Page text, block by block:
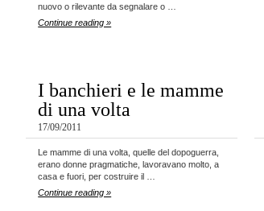
nuovo o rilevante da segnalare o …
Continue reading »
I banchieri e le mamme
di una volta
17/09/2011
Le mamme di una volta, quelle del dopoguerra,
erano donne pragmatiche, lavoravano molto, a
casa e fuori, per costruire il …
Continue reading »